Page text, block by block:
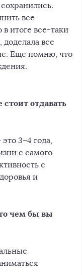
все
итоге все-таки
все
Еще помню, что
стоит отдавать
3–4 года,
с самого
с
и
чем бы вы